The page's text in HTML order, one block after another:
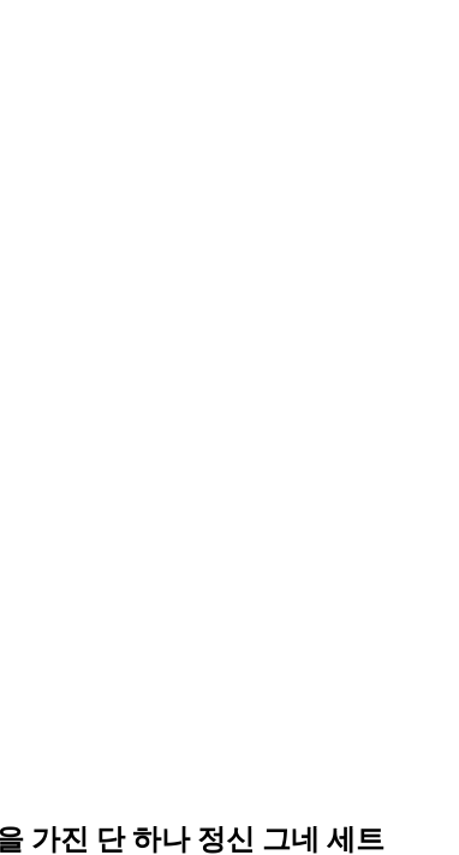
가진 단 하나 정신 그네 세트